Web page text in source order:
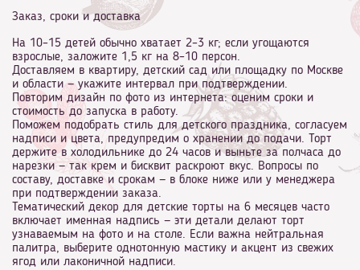
Заказ, сроки и доставка
На 10–15 детей обычно хватает 2–3 кг; если угощаются
взрослые, заложите 1,5 кг на 8–10 персон.
Доставляем в квартиру, детский сад или площадку по Москве
и области — укажите интервал при подтверждении.
Повторим дизайн по фото из интернета: оценим сроки и
стоимость до запуска в работу.
Поможем подобрать стиль для детского праздника, согласуем
надписи и цвета, предупредим о хранении до подачи. Торт
держите в холодильнике до 24 часов и выньте за полчаса до
нарезки — так крем и бисквит раскроют вкус. Вопросы по
составу, доставке и срокам — в блоке ниже или у менеджера
при подтверждении заказа.
Тематический декор для детские торты на 6 месяцев часто
включает именная надпись — эти детали делают торт
узнаваемым на фото и на столе. Если важна нейтральная
палитра, выберите однотонную мастику и акцент из свежих
ягод или лаконичной надписи.